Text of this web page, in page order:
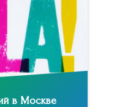
в Москве